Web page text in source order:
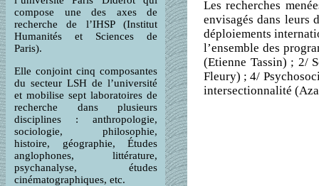
compose une des axes de
recherche de l’IHSP (Institut
Humanités et Sciences de
Paris).
Elle conjoint cinq composantes
du secteur LSH de l’université
et mobilise sept laboratoires de
recherche dans plusieurs
disciplines : anthropologie,
sociologie, philosophie,
histoire, géographie, Études
anglophones, littérature,
psychanalyse, études
cinématographiques, etc.
Les recherches
envisagés dans leurs
déploiements
l’ensemble des
(Etienne Tassin) ; 2/
Fleury) ; 4/
intersectionnalité